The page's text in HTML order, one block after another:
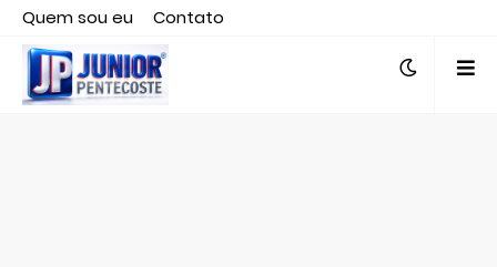
Quem sou eu
Contato
Editor responsável, jornalista Clovis Almeida.